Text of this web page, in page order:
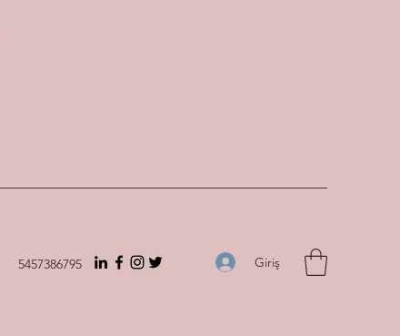
5457386795 Giriş